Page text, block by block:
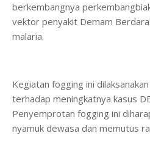
berkembangnya
vektor penyakit Demam
malaria.
Kegiatan fogging ini
terhadap meningkatnya kasus
Penyemprotan fogging ini
nyamuk dewasa dan memutus